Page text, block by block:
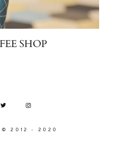
SHOP
© 2012 - 2020